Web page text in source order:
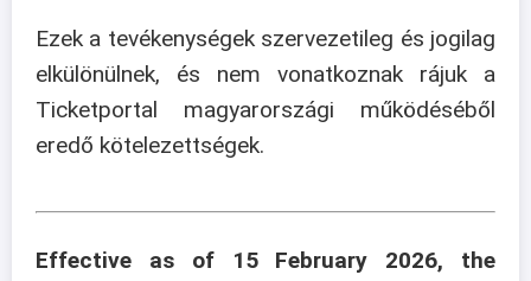
Ezek a tevékenységek szervezetileg és jogilag
elkülönülnek, és nem vonatkoznak rájuk a
Ticketportal magyarországi működéséből
eredő kötelezettségek.
Effective as of 15 February 2026, the